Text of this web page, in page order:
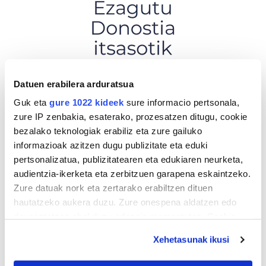
Datuen erabilera arduratsua
Guk eta gure 1022 kideek sure informacio pertsonala,
zure IP zenbakia, esaterako, prozesatzen ditugu, cookie
bezalako teknologiak erabiliz eta zure gailuko
informazioak azitzen dugu publizitate eta eduki
pertsonalizatua, publizitatearen eta edukiaren neurketa,
audientzia-ikerketa eta zerbitzuen garapena eskaintzeko.
Zure datuak nork eta zertarako erabiltzen dituen
hautatzeko aukera duzu. Zure onespena aldatzen edo
If you allow, we would also like to:
Xehetasunak ikusi